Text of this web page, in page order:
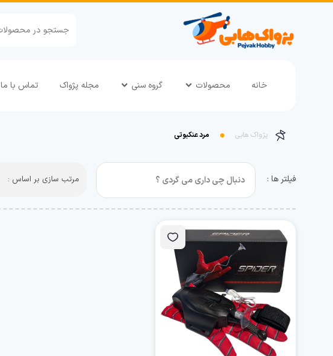
خانه محصولات گروه سنی مجله پژواک تماس با ما
پژواک هابی مرد عنکبوتی
فیلتر ها : مرتب سازی بر اساس :